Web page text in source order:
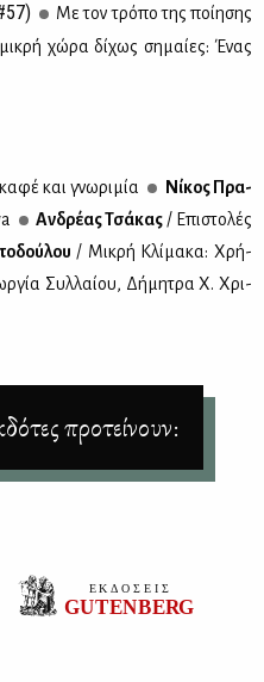
Με τον τρό­πο της ποί­η­σης
χώ­ρα δί­χως ση­μαί­ες: Ένας
και γνω­ρι­μία
Νί­κος Πρα­
Αν­δρέ­ας Τσά­κας/ Επι­στο­λές
/ Μι­κρή Κλί­μα­κα: Χρή­
Συλ­λαί­ου, Δή­μη­τρα Χ. Χρι­
προτείνουν: